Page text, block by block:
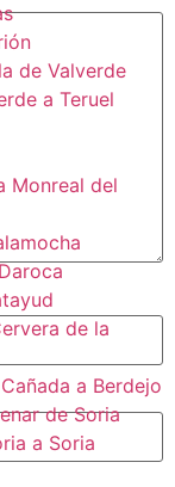
de Valverde
a Teruel
Monreal del
de la
a Berdejo
de Soria
a Soria